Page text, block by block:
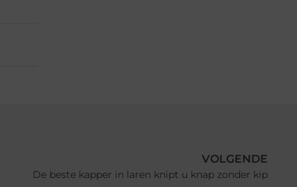
VOLGENDE
De beste kapper in laren knipt u knap zonder kip